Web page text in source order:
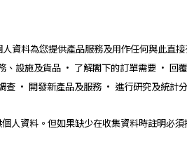
資料為您提供產品服務及用作任何與此
、設施及貨品 • 了解閣下的訂單需要 • 回
查 • 開發新產品及服務 • 進行研究及統計
人資料。但如果缺少在收集資料時註明必